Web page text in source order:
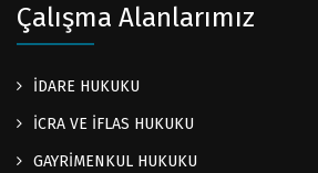
Çalışma Alanlarımız
İDARE HUKUKU
İCRA VE İFLAS HUKUKU
GAYRİMENKUL HUKUKU